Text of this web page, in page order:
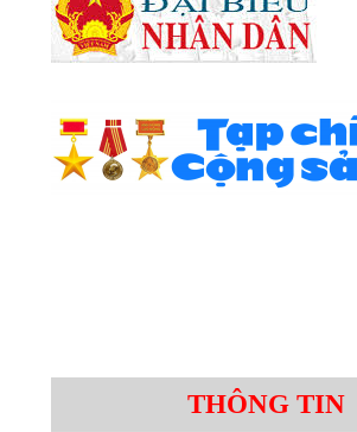
THÔNG TIN